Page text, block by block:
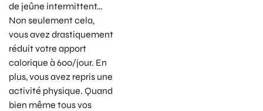
de jeûne intermittent…
Non seulement cela,
vous avez drastiquement
réduit votre apport
calorique à 600/jour. En
plus, vous avez repris une
activité physique. Quand
bien même tous vos